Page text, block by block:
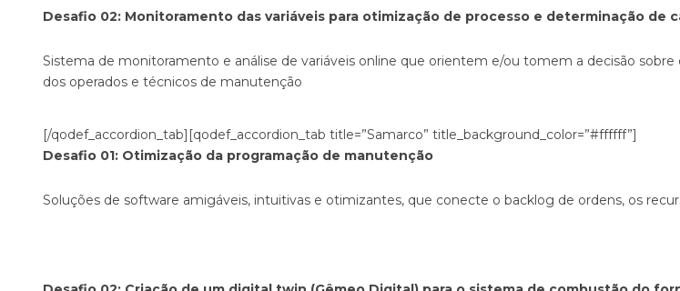
Desafio 02: Monitoramento das variáveis para otimização de processo e determinação de
Sistema de monitoramento e análise de variáveis online que orientem e/ou tomem a decisão
dos operados e técnicos de manutenção
[/qodef_accordion_tab][qodef_accordion_tab title=”Samarco” title_background_color=”#ffffff”]
Desafio 01: Otimização da programação de manutenção
Soluções de software amigáveis, intuitivas e otimizantes, que conecte o backlog de ordens, os